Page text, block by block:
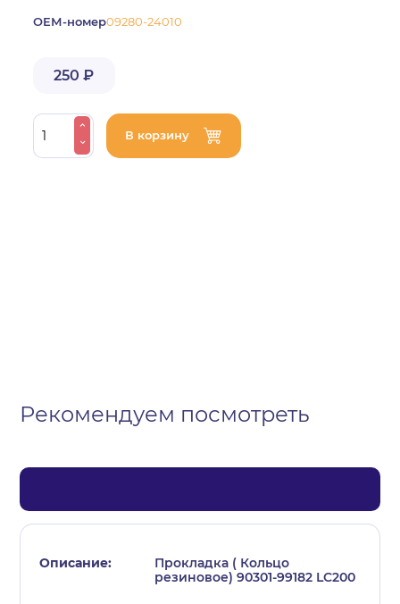
ОЕМ-номер09280-24010
250 ₽
В корзину
Рекомендуем посмотреть
Прокладка ( Кольцо
резиновое) 90301-99182 LC200